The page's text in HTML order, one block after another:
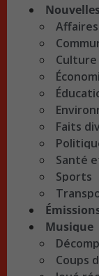
Nouvelles
Culture
Faits
Santé
Sports
Musique
Coups